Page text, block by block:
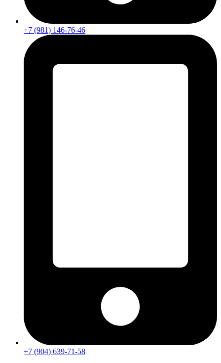
+7 (981) 146-76-46
+7 (904) 639-71-58